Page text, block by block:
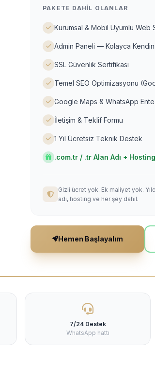
PAKETE DAHIL OLANLAR
Kurumsal & Mobil Uyumlu Web
Admin Paneli — Kolayca
SSL Güvenlik Sertifikası
Temel SEO Optimizasyonu
Google Maps & WhatsApp
İletişim & Teklif Formu
1 Yıl Ücretsiz Teknik Destek
.com.tr / .tr Alan Adı +
Gizli ücret yok. Ek maliyet yok.
adı, hosting ve her şey dahil.
Hemen Başlayalım
7/24 Destek
WhatsApp hattı